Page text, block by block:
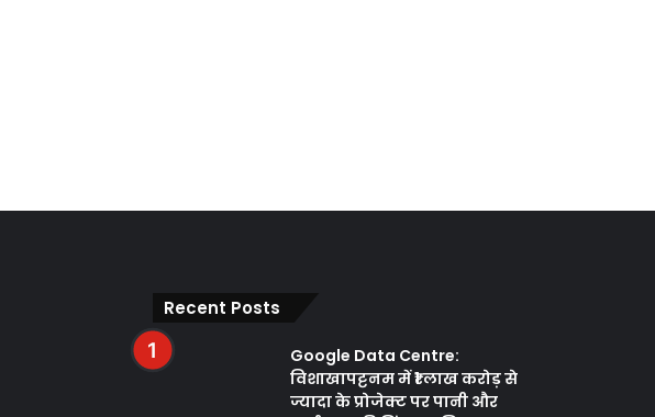
Recent Posts
Google Data Centre:
विशाखापट्टनम में ₹1 लाख करोड़ से
ज्यादा के प्रोजेक्ट पर पानी और